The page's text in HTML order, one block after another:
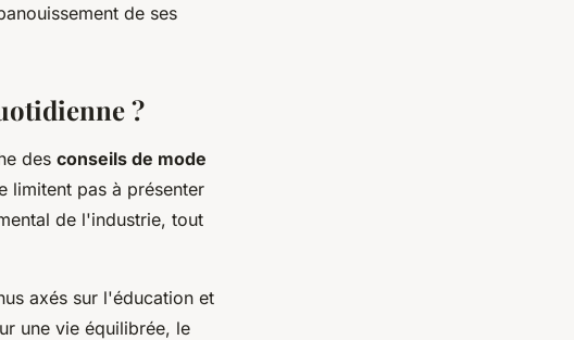
de ses
?
des conseils de mode
limitent pas à présenter
de l'industrie, tout
axés sur l'éducation et
une vie équilibrée, le